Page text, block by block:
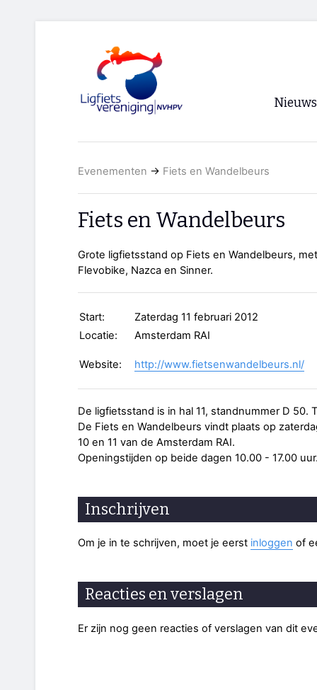
Nieuws
Evenementen → Fiets en Wandelbeurs
Fiets en Wandelbeurs
Grote ligfietsstand op Fiets en Wandelbeurs,
Flevobike, Nazca en Sinner.
Start:
Zaterdag 11 februari 2012
Locatie:
Amsterdam RAI
Website: http://www.fietsenwandelbeurs.nl/
De ligfietsstand is in hal 11, standnummer D
De Fiets en Wandelbeurs vindt plaats op
10 en 11 van de Amsterdam RAI.
Openingstijden op beide dagen 10.00 - 17.00
Inschrijven
Om je in te schrijven, moet je eerst inloggen of
Reacties en verslagen
Er zijn nog geen reacties of verslagen van dit